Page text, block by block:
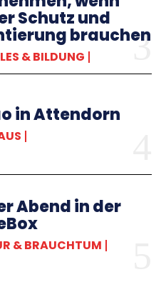
Schutz und
brauchen
& BILDUNG
in Attendorn
Abend in der
& BRAUCHTUM